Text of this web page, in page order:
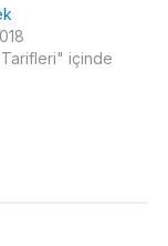
içinde